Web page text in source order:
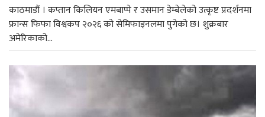
काठमाडौं । कप्तान किलियन एमबाप्पे र उसमान डेम्बेलेको उत्कृष्ट प्रदर्शनमा
फ्रान्स फिफा विश्वकप २०२६ को सेमिफाइनलमा पुगेको छ। शुक्रबार
अमेरिकाको...